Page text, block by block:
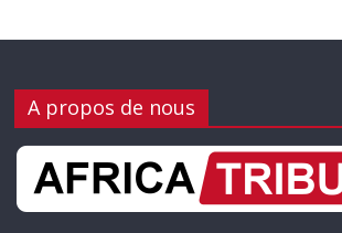
A propos de nous